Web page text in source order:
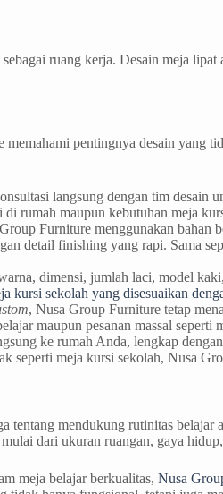
ruang kerja. Desain meja
pentingnya desain yang
langsung dengan tim desain
rumah maupun kebutuhan meja
Furniture menggunakan bahan
detail finishing yang rapi. Sama
dimensi, jumlah laci, model
kursi sekolah yang disesuaikan
, Nusa Group Furniture tetap
maupun pesanan massal seperti
ke rumah Anda, lengkap
seperti meja kursi sekolah, Nusa
tentang mendukung rutinitas
dari ukuran ruangan, gaya
meja belajar berkualitas, Nusa